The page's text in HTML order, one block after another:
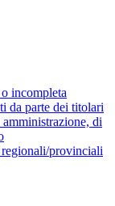
incompleta
da parte dei titolari
di
provinciali